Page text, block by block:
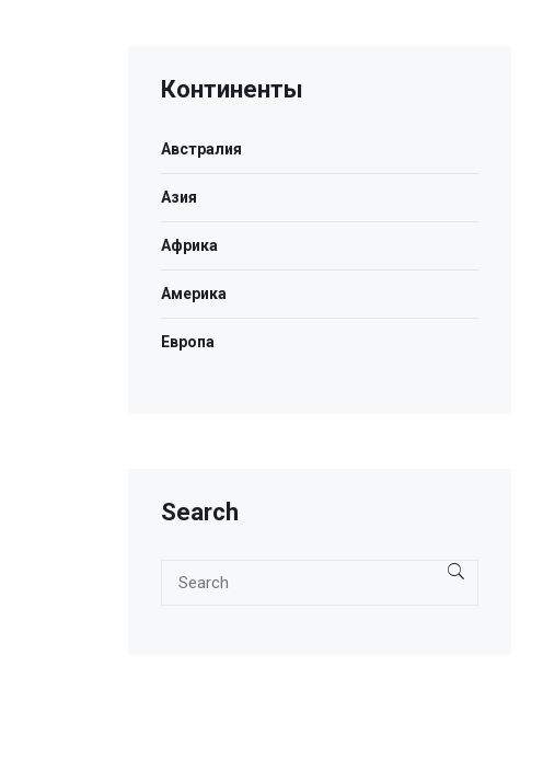
Континенты
Австралия
Азия
Африка
Америка
Европа
Search